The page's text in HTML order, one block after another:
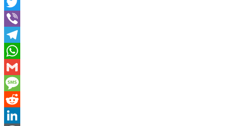
Facebook
Twitter
Viber
Telegram
WhatsApp
Gmail
Message
Reddit